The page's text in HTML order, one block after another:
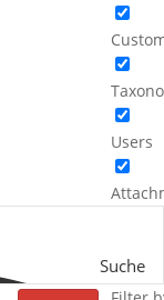
Users
Suche